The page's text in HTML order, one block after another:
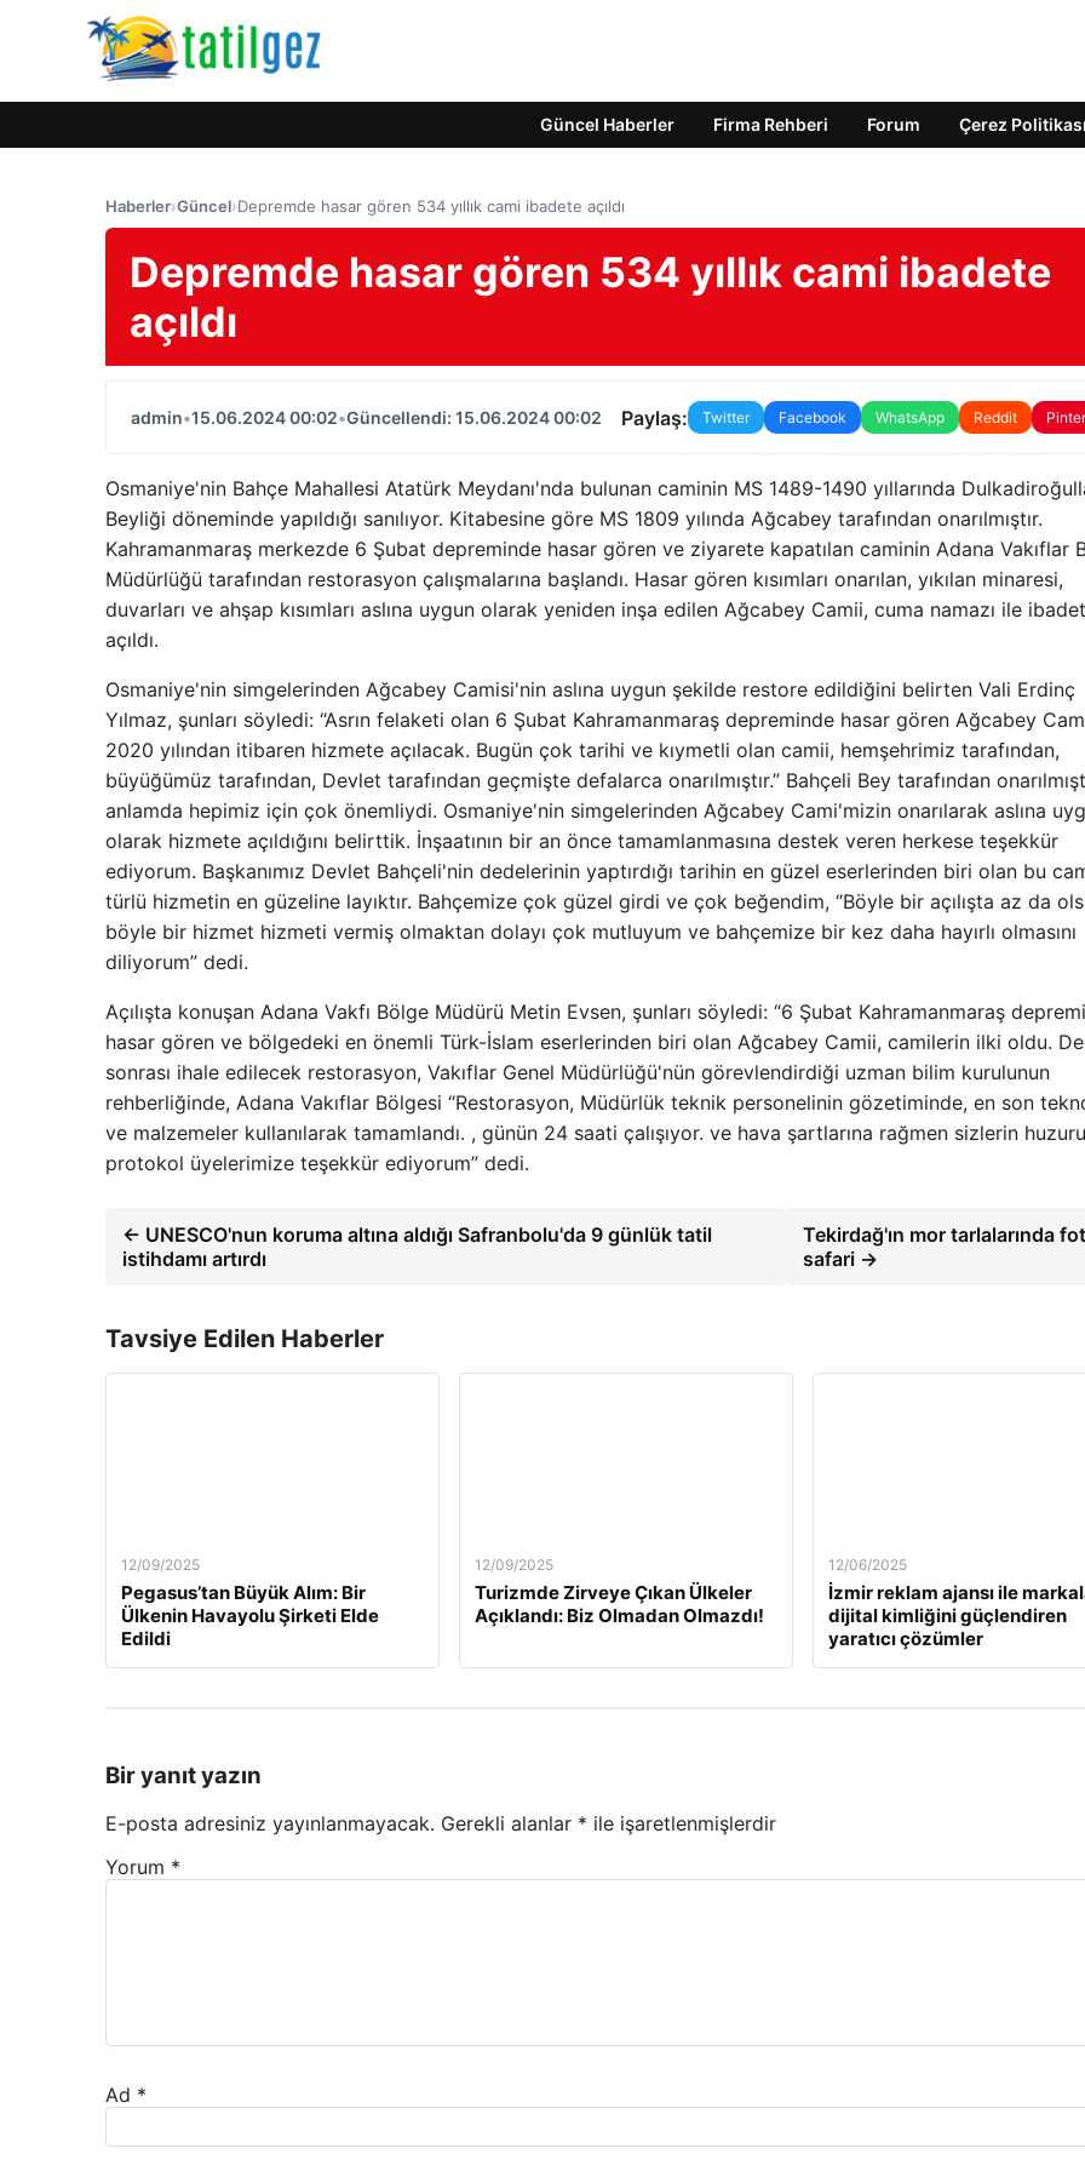
Güncel Haberler Firma Rehberi Forum Çerez Politikası
Haberler›Güncel›Depremde hasar gören 534 yıllık cami ibadete açıldı
Depremde hasar gören 534 yıllık cami ibadete
açıldı
admin•15.06.2024 00:02•Güncellendi: 15.06.2024 00:02 Paylaş: Twitter Facebook WhatsApp Reddit
Osmaniye'nin Bahçe Mahallesi Atatürk Meydanı'nda bulunan caminin MS 1489-1490 yıllarında
Beyliği döneminde yapıldığı sanılıyor. Kitabesine göre MS 1809 yılında Ağcabey tarafından onarılmıştır.
Kahramanmaraş merkezde 6 Şubat depreminde hasar gören ve ziyarete kapatılan caminin Adana Vakıflar
Müdürlüğü tarafından restorasyon çalışmalarına başlandı. Hasar gören kısımları onarılan, yıkılan minaresi,
duvarları ve ahşap kısımları aslına uygun olarak yeniden inşa edilen Ağcabey Camii, cuma namazı ile
açıldı.
Osmaniye'nin simgelerinden Ağcabey Camisi'nin aslına uygun şekilde restore edildiğini belirten Vali Erdinç
Yılmaz, şunları söyledi: “Asrın felaketi olan 6 Şubat Kahramanmaraş depreminde hasar gören Ağcabey
2020 yılından itibaren hizmete açılacak. Bugün çok tarihi ve kıymetli olan camii, hemşehrimiz tarafından,
büyüğümüz tarafından, Devlet tarafından geçmişte defalarca onarılmıştır.” Bahçeli Bey tarafından
anlamda hepimiz için çok önemliydi. Osmaniye'nin simgelerinden Ağcabey Cami'mizin onarılarak aslına
olarak hizmete açıldığını belirttik. İnşaatının bir an önce tamamlanmasına destek veren herkese teşekkür
ediyorum. Başkanımız Devlet Bahçeli'nin dedelerinin yaptırdığı tarihin en güzel eserlerinden biri olan bu
türlü hizmetin en güzeline layıktır. Bahçemize çok güzel girdi ve çok beğendim, “Böyle bir açılışta az da
böyle bir hizmet hizmeti vermiş olmaktan dolayı çok mutluyum ve bahçemize bir kez daha hayırlı olmasını
diliyorum” dedi.
Açılışta konuşan Adana Vakfı Bölge Müdürü Metin Evsen, şunları söyledi: “6 Şubat Kahramanmaraş
hasar gören ve bölgedeki en önemli Türk-İslam eserlerinden biri olan Ağcabey Camii, camilerin ilki oldu.
sonrası ihale edilecek restorasyon, Vakıflar Genel Müdürlüğü'nün görevlendirdiği uzman bilim kurulunun
rehberliğinde, Adana Vakıflar Bölgesi “Restorasyon, Müdürlük teknik personelinin gözetiminde, en son
ve malzemeler kullanılarak tamamlandı. , günün 24 saati çalışıyor. ve hava şartlarına rağmen sizlerin
protokol üyelerimize teşekkür ediyorum” dedi.
← UNESCO'nun koruma altına aldığı Safranbolu'da 9 günlük tatil
istihdamı artırdı
Tekirdağ'ın mor tarlalarında
safari →
Tavsiye Edilen Haberler
12/09/2025
Pegasus’tan Büyük Alım: Bir
Ülkenin Havayolu Şirketi Elde
Edildi
12/09/2025
Turizmde Zirveye Çıkan Ülkeler
Açıklandı: Biz Olmadan Olmazdı!
12/06/2025
İzmir reklam ajansı ile
dijital kimliğini güçlendiren
yaratıcı çözümler
Bir yanıt yazın
E-posta adresiniz yayınlanmayacak. Gerekli alanlar * ile işaretlenmişlerdir
Yorum *
Ad *